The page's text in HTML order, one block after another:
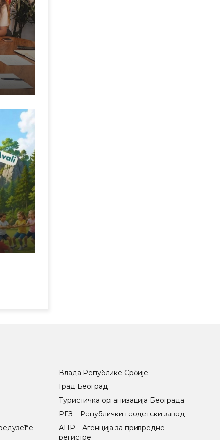
Влада Републике Србије
Град Београд
Туристичка организација Београда
РГЗ – Републички геодетски завод
АПР – Агенција за привредне
регистре